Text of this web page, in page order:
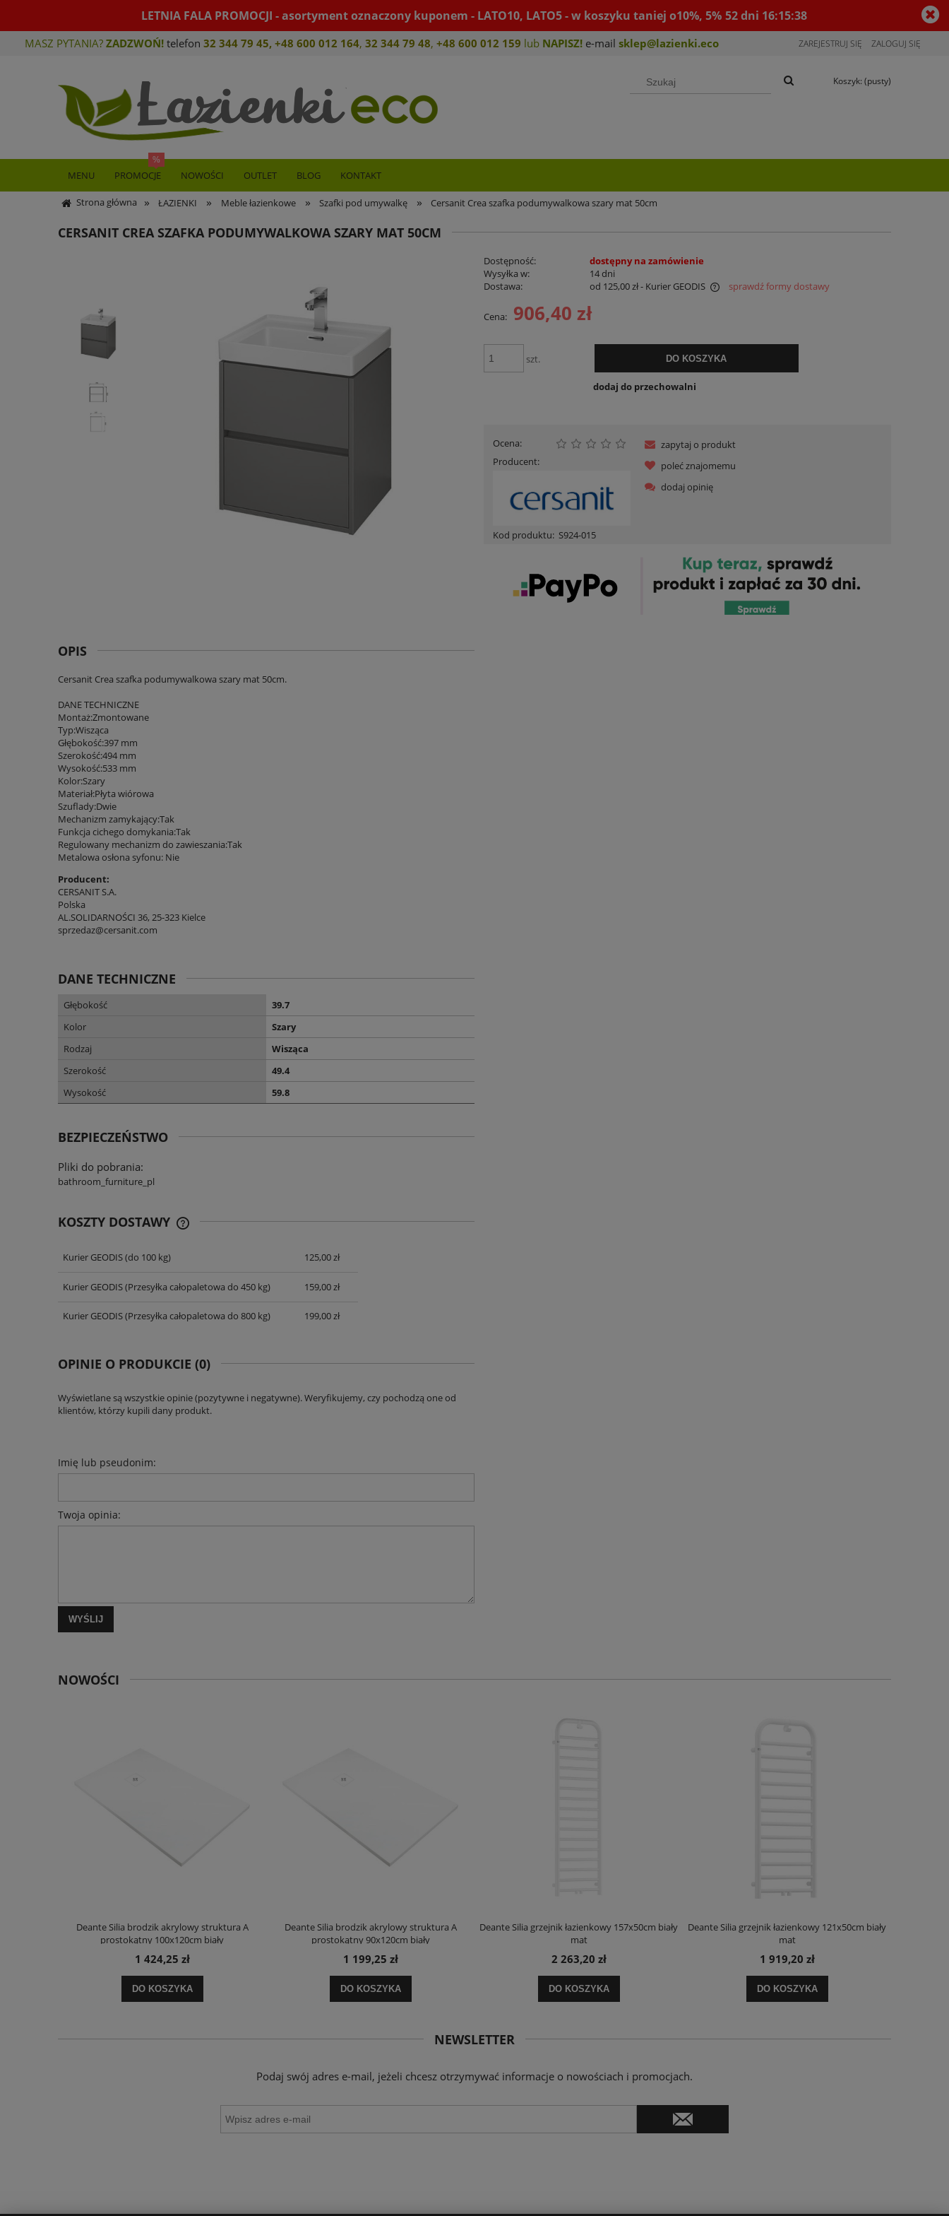
LETNIA FALA PROMOCJI - asortyment oznaczony kuponem - LATO10, LATO5 - w koszyku taniej o10%, 5% 52dni 16:15:38
MASZ PYTANIA? ZADZWOŃ! telefon 32 344 79 45, +48 600 012 164, 32 344 79 48, +48 600 012 159 lub NAPISZ! e-mail sklep@lazienki.eco ZAREJESTRUJ SIĘ ZALOGUJ SIĘ
Koszyk: (pusty)
MENU PROMOCJE NOWOŚCI OUTLET BLOG KONTAKT
Strona główna » ŁAZIENKI » Meble łazienkowe » Szafki pod umywalkę » Cersanit Crea szafka podumywalkowa szary mat 50cm
CERSANIT CREA SZAFKA PODUMYWALKOWA SZARY MAT 50CM
Dostępność:
dostępny na zamówienie
Wysyłka w:
14 dni
Dostawa:
od 125,00 zł- Kurier GEODIS
Cena nie zawiera ewentualnych kosztów
sprawdź formy dostawy
Cena: 906,40 zł
szt. DO KOSZYKA
dodaj do przechowalni
Ocena:
Producent:
Kod produktu: S924-015
zapytaj o produkt
poleć znajomemu
dodaj opinię
OPIS
Cersanit Crea szafka podumywalkowa szary mat 50cm.
DANE TECHNICZNE
Montaż:Zmontowane
Typ:Wisząca
Głębokość:397 mm
Szerokość:494 mm
Wysokość:533 mm
Kolor:Szary
Materiał:Płyta wiórowa
Szuflady:Dwie
Mechanizm zamykający:Tak
Funkcja cichego domykania:Tak
Regulowany mechanizm do zawieszania:Tak
Metalowa osłona syfonu: Nie
Producent:
CERSANIT S.A.
Polska
AL.SOLIDARNOŚCI 36, 25-323 Kielce
sprzedaz@cersanit.com
DANE TECHNICZNE
Głębokość
39.7
Kolor
Szary
Rodzaj
Wisząca
Szerokość
49.4
Wysokość
59.8
BEZPIECZEŃSTWO
Pliki do pobrania:
bathroom_furniture_pl
KOSZTY DOSTAWY
CENA NIE ZAWIERA EWENTUALNYCH
Kurier GEODIS(do 100 kg) 125,00 zł
Kurier GEODIS(Przesyłka całopaletowa do 450 kg) 159,00 zł
Kurier GEODIS(Przesyłka całopaletowa do 800 kg) 199,00 zł
OPINIE O PRODUKCIE (0)
Wyświetlane są wszystkie opinie (pozytywne i negatywne). Weryfikujemy, czy pochodzą one od
klientów, którzy kupili dany produkt.
Imię lub pseudonim:
Twoja opinia:
WYŚLIJ
NOWOŚCI
Deante Silia brodzik akrylowy struktura A
prostokątny 100x120cm biały
1 424,25 zł
DO KOSZYKA
Deante Silia brodzik akrylowy struktura A
prostokątny 90x120cm biały
1 199,25 zł
DO KOSZYKA
Deante Silia grzejnik łazienkowy 157x50cm biały
mat
2 263,20 zł
DO KOSZYKA
Deante Silia grzejnik łazienkowy 121x50cm biały
mat
1 919,20 zł
DO KOSZYKA
NEWSLETTER
Podaj swój adres e-mail, jeżeli chcesz otrzymywać informacje o nowościach i promocjach.